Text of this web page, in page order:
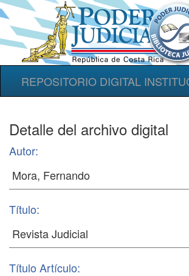
REPOSITORIO DIGITAL
Detalle del archivo digital
Autor:
Título:
Título Artículo: